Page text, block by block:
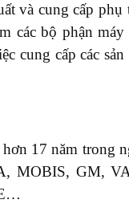
và cung cấp
các bộ phận
cung cấp các
17 năm trong
MOBIS, GM,